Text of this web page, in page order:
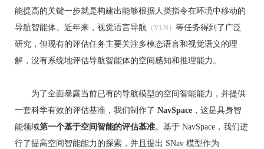
能提高的关键一步就是构建出能够根据人类指令在环境中移动的
导航智能体。近年来，视觉语言导航 （VLN） 等任务得到了广泛
研究，但现有的评估任务主要关注多模态语言和视觉语义的理
解，没有系统地评估导航智能体的空间感知和推理能力。
为了全面暴露当前已有的导航模型的空间智能能力，并提供
一套科学有效的评估基准，我们制作了 NavSpace ，这是具身智
能领域第一个基于空间智能的评估基准。基于 NavSpace，我们进
行了提高空间智能能力的探索，并且提出 SNav 模型作为